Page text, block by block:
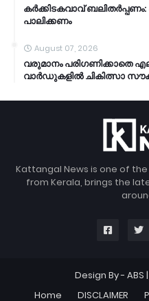
കര്‍ക്കിടകവാവ് ബലിതര്‍പ്പണം:
പാലിക്കണം
August 07, 2026
വരുമാനം പരിഗണിക്കാതെ
വാർഡുകളിൽ ചികിത്സാ
Kattangal News is one of
from Kerala, brings the
Design By - ABS
Home
DISCLAIMER